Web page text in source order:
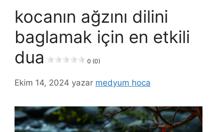
kocanın ağzını dilini
baglamak için en etkili
dua
0 (0)
Ekim 14, 2024 yazar medyum hoca